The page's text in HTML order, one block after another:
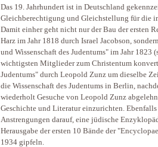
Das 19. Jahrhundert ist in Deutschland
Gleichberechtigung und Gleichstellung für die
Damit einher geht nicht nur der Bau der ersten
Harz im Jahr 1818 durch Israel Jacobson,
und Wissenschaft des Judentums" im Jahr 1823
wichtigsten Mitglieder zum Christentum
Judentums" durch Leopold Zunz um dieselbe
die Wissenschaft des Judentums in Berlin,
wiederholt Gesuche von Leopold Zunz
Geschichte und Literatur einzurichten.
Anstrengungen darauf, eine jüdische
Herausgabe der ersten 10 Bände der
1934 gipfeln.